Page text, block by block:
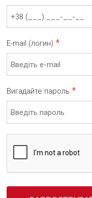
E-mail (логин) *
Вигадайте пароль *